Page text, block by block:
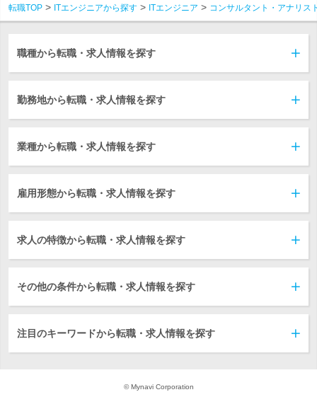
転職TOP ITエンジニアから探す ITエンジニア コンサルタント・アナリス
職種から転職・求人情報を探す
勤務地から転職・求人情報を探す
業種から転職・求人情報を探す
雇用形態から転職・求人情報を探す
求人の特徴から転職・求人情報を探す
その他の条件から転職・求人情報を探す
注目のキーワードから転職・求人情報を探す
© Mynavi Corporation